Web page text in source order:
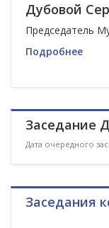
Дубовой
Председатель
Подробнее
Заседание
Дата очередного
Заседания